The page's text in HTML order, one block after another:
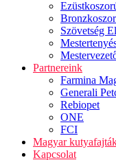
Szövetség
Partnereink
Farmina
Generali
Rebiopet
ONE
FCI
Magyar
Kapcsolat